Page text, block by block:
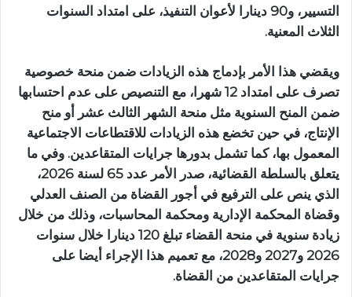
التسيير، و90 دينارا لأعوان التنفيذ، على امتداد السنوات
الثلاث المعنية.
ويقضي هذا الأمر بإدماج هذه الزيادات ضمن منحة خصوصية
تصرف على امتداد 12 شهرا، مع التنصيص على عدم احتسابها
ضمن المنح السنوية مثل منحة الشهر الثالث عشر أو منح
الإنتاج، في حين تخضع هذه الزيادات للاقتطاعات الاجتماعية
المعمول بها، كما تشمل بدورها جرايات المتقاعدين. وفي ما
يتعلق بالسلطة القضائية، صدر الأمر عدد 65 لسنة 2026،
الذي ينص على الترفيع في أجور القضاة من الصنف العدلي
وقضاة المحكمة الإدارية ومحكمة المحاسبات، وذلك من خلال
زيادة سنوية في منحة القضاء تبلغ 120 دينارا خلال سنوات
2026 و2027 و2028، مع تعميم هذا الإجراء أيضا على
جرايات المتقاعدين من القضاة.